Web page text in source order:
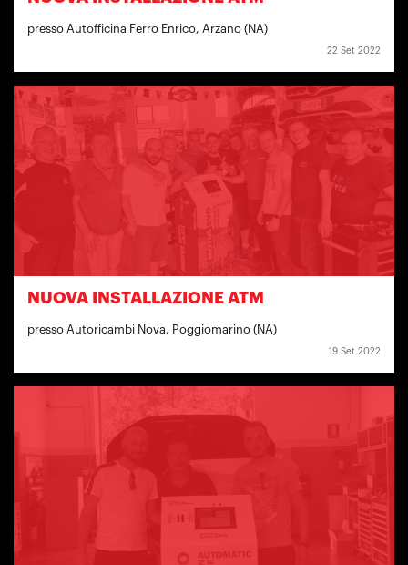
presso Autofficina Ferro Enrico, Arzano (NA)
22 Set 2022
NUOVA INSTALLAZIONE ATM
presso Autoricambi Nova, Poggiomarino (NA)
19 Set 2022